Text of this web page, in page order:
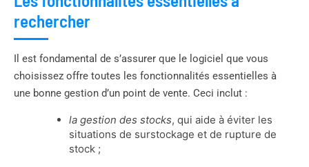
rechercher
Il est fondamental de s’assurer que le logiciel que vous
choisissez offre toutes les fonctionnalités essentielles à
une bonne gestion d’un point de vente. Ceci inclut :
la gestion des stocks, qui aide à éviter les
situations de surstockage et de rupture de
stock ;